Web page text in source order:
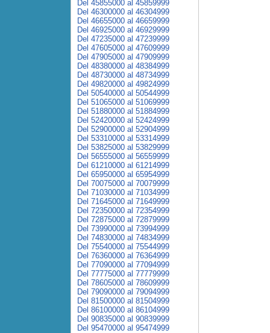
Del 45855000 al 45859999
Del 46300000 al 46304999
Del 46655000 al 46659999
Del 46925000 al 46929999
Del 47235000 al 47239999
Del 47605000 al 47609999
Del 47905000 al 47909999
Del 48380000 al 48384999
Del 48730000 al 48734999
Del 49820000 al 49824999
Del 50540000 al 50544999
Del 51065000 al 51069999
Del 51880000 al 51884999
Del 52420000 al 52424999
Del 52900000 al 52904999
Del 53310000 al 53314999
Del 53825000 al 53829999
Del 56555000 al 56559999
Del 61210000 al 61214999
Del 65950000 al 65954999
Del 70075000 al 70079999
Del 71030000 al 71034999
Del 71645000 al 71649999
Del 72350000 al 72354999
Del 72875000 al 72879999
Del 73990000 al 73994999
Del 74830000 al 74834999
Del 75540000 al 75544999
Del 76360000 al 76364999
Del 77090000 al 77094999
Del 77775000 al 77779999
Del 78605000 al 78609999
Del 79090000 al 79094999
Del 81500000 al 81504999
Del 86100000 al 86104999
Del 90835000 al 90839999
Del 95470000 al 95474999